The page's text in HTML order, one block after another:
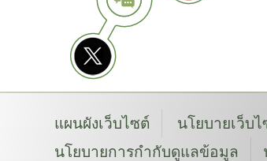
แผนผังเว็บไซต์ นโยบายเว็บไ
นโยบายการกำกับดูแลข้อมูล